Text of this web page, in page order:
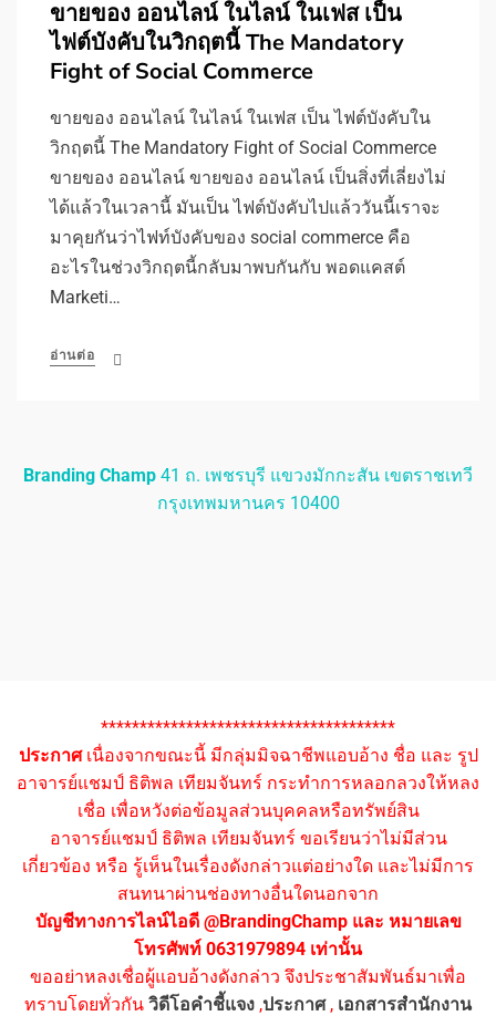
ขายของ ออนไลน์ ในไลน์ ในเฟส เป็น
ไฟต์บังคับในวิกฤตนี้ The Mandatory
Fight of Social Commerce
ขายของ ออนไลน์ ในไลน์ ในเฟส เป็น ไฟต์บังคับใน
วิกฤตนี้ The Mandatory Fight of Social Commerce
ขายของ ออนไลน์ ขายของ ออนไลน์ เป็นสิ่งที่เลี่ยงไม่
ได้แล้วในเวลานี้ มันเป็น ไฟต์บังคับไปแล้ววันนี้เราจะ
มาคุยกันว่าไฟท์บังคับของ social commerce คือ
อะไรในช่วงวิกฤตนี้กลับมาพบกันกับ พอดแคสต์
Marketi…
อ่านต่อ
Branding Champ 41 ถ. เพชรบุรี แขวงมักกะสัน เขตราชเทวี
กรุงเทพมหานคร 10400
**************************************
ประกาศเนื่องจากขณะนี้ มีกลุ่มมิจฉาชีพแอบอ้าง ชื่อ และ รูป
อาจารย์แชมป์ ธิติพล เทียมจันทร์ กระทำการหลอกลวงให้หลง
เชื่อ เพื่อหวังต่อข้อมูลส่วนบุคคลหรือทรัพย์สิน
อาจารย์แชมป์ ธิติพล เทียมจันทร์ ขอเรียนว่าไม่มีส่วน
เกี่ยวข้อง หรือ รู้เห็นในเรื่องดังกล่าวแต่อย่างใด และไม่มีการ
สนทนาผ่านช่องทางอื่นใดนอกจาก
บัญชีทางการไลน์ไอดี @BrandingChamp และ หมายเลข
โทรศัพท์ 0631979894 เท่านั้น
ขออย่าหลงเชื่อผู้แอบอ้างดังกล่าว จึงประชาสัมพันธ์มาเพื่อ
ทราบโดยทั่วกัน วิดีโอคำชี้แจง ,ประกาศ, เอกสารสำนักงาน